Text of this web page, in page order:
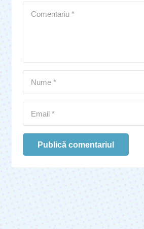
Publică comentariul